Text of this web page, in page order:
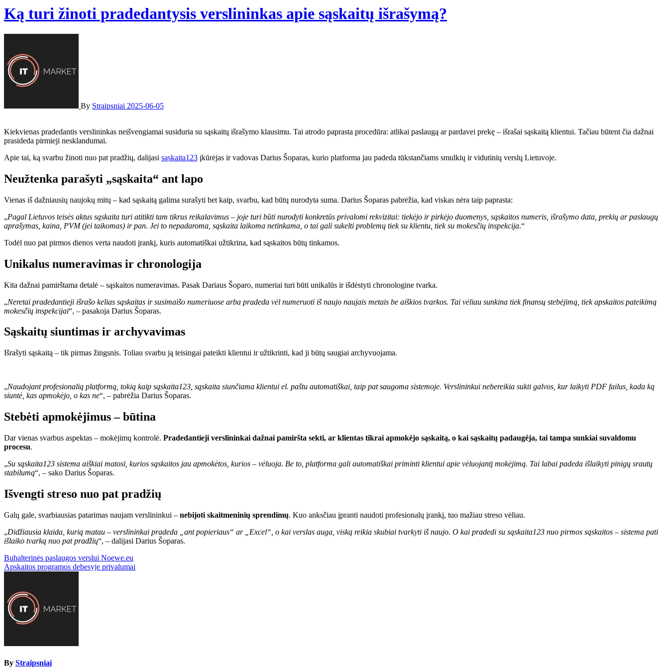
Ką turi žinoti pradedantysis verslininkas apie sąskaitų išrašymą?
By Straipsniai 2025-06-05
Kiekvienas pradedantis verslininkas neišvengiamai susiduria su sąskaitų išrašymo klausimu. Tai atrodo paprasta procedūra: atlikai paslaugą ar pardavei prekę – išrašai sąskaitą klientui. Tačiau būtent čia dažnai
prasideda pirmieji nesklandumai.
Apie tai, ką svarbu žinoti nuo pat pradžių, dalijasi sąskaita123 įkūrėjas ir vadovas Darius Šoparas, kurio platforma jau padeda tūkstančiams smulkių ir vidutinių verslų Lietuvoje.
Neužtenka parašyti „sąskaita“ ant lapo
Vienas iš dažniausių naujokų mitų – kad sąskaitą galima surašyti bet kaip, svarbu, kad būtų nurodyta suma. Darius Šoparas pabrėžia, kad viskas nėra taip paprasta:
„Pagal Lietuvos teisės aktus sąskaita turi atitikti tam tikrus reikalavimus – joje turi būti nurodyti konkretūs privalomi rekvizitai: tiekėjo ir pirkėjo duomenys, sąskaitos numeris, išrašymo data, prekių ar paslaugų
aprašymas, kaina, PVM (jei taikomas) ir pan. Jei to nepadaroma, sąskaita laikoma netinkama, o tai gali sukelti problemų tiek su klientu, tiek su mokesčių inspekcija.“
Todėl nuo pat pirmos dienos verta naudoti įrankį, kuris automatiškai užtikrina, kad sąskaitos būtų tinkamos.
Unikalus numeravimas ir chronologija
Kita dažnai pamirštama detalė – sąskaitos numeravimas. Pasak Dariaus Šoparo, numeriai turi būti unikalūs ir išdėstyti chronologine tvarka.
„Neretai pradedantieji išrašo kelias sąskaitas ir susimaišo numeriuose arba pradeda vėl numeruoti iš naujo naujais metais be aiškios tvarkos. Tai vėliau sunkina tiek finansų stebėjimą, tiek apskaitos pateikimą
mokesčių inspekcijai“, – pasakoja Darius Šoparas.
Sąskaitų siuntimas ir archyvavimas
Išrašyti sąskaitą – tik pirmas žingsnis. Toliau svarbu ją teisingai pateikti klientui ir užtikrinti, kad ji būtų saugiai archyvuojama.
„Naudojant profesionalią platformą, tokią kaip sąskaita123, sąskaita siunčiama klientui el. paštu automatiškai, taip pat saugoma sistemoje. Verslininkui nebereikia sukti galvos, kur laikyti PDF failus, kada ką
siuntė, kas apmokėjo, o kas ne“, – pabrėžia Darius Šoparas.
Stebėti apmokėjimus – būtina
Dar vienas svarbus aspektas – mokėjimų kontrolė. Pradedantieji verslininkai dažnai pamiršta sekti, ar klientas tikrai apmokėjo sąskaitą, o kai sąskaitų padaugėja, tai tampa sunkiai suvaldomu
procesu.
„Su sąskaita123 sistema aiškiai matosi, kurios sąskaitos jau apmokėtos, kurios – vėluoja. Be to, platforma gali automatiškai priminti klientui apie vėluojantį mokėjimą. Tai labai padeda išlaikyti pinigų srautų
stabilumą“, – sako Darius Šoparas.
Išvengti streso nuo pat pradžių
Galų gale, svarbiausias patarimas naujam verslininkui – nebijoti skaitmeninių sprendimų. Kuo anksčiau įpranti naudoti profesionalų įrankį, tuo mažiau streso vėliau.
„Didžiausia klaida, kurią matau – verslininkai pradeda „ant popieriaus“ ar „Excel“, o kai verslas auga, viską reikia skubiai tvarkyti iš naujo. O kai pradedi su sąskaita123 nuo pirmos sąskaitos – sistema pati
išlaiko tvarką nuo pat pradžių“, – dalijasi Darius Šoparas.
Navigacija
tarp
Buhalterinės paslaugos verslui Noewe.eu
Apskaitos programos debesyje privalumai
By Straipsniai